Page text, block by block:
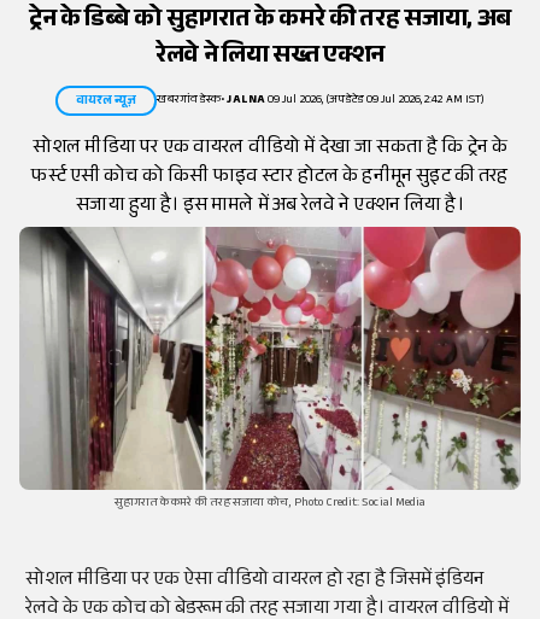
ट्रेन के डिब्बे को सुहागरात के कमरे की तरह सजाया, अब
रेलवे ने लिया सख्त एक्शन
वायरल न्यूज़ खबरगांव डेस्क•JALNA09 Jul 2026, (अपडेटेड 09 Jul 2026, 2:42 AM IST)
सोशल मीडिया पर एक वायरल वीडियो में देखा जा सकता है कि ट्रेन के
फर्स्ट एसी कोच को किसी फाइव स्टार होटल के हनीमून सुइट की तरह
सजाया हुया है। इस मामले में अब रेलवे ने एक्शन लिया है।
सुहागरात के कमरे की तरह सजाया कोच, Photo Credit: Social Media
सोशल मीडिया पर एक ऐसा वीडियो वायरल हो रहा है जिसमें इंडियन
रेलवे के एक कोच को बेडरूम की तरह सजाया गया है। वायरल वीडियो में